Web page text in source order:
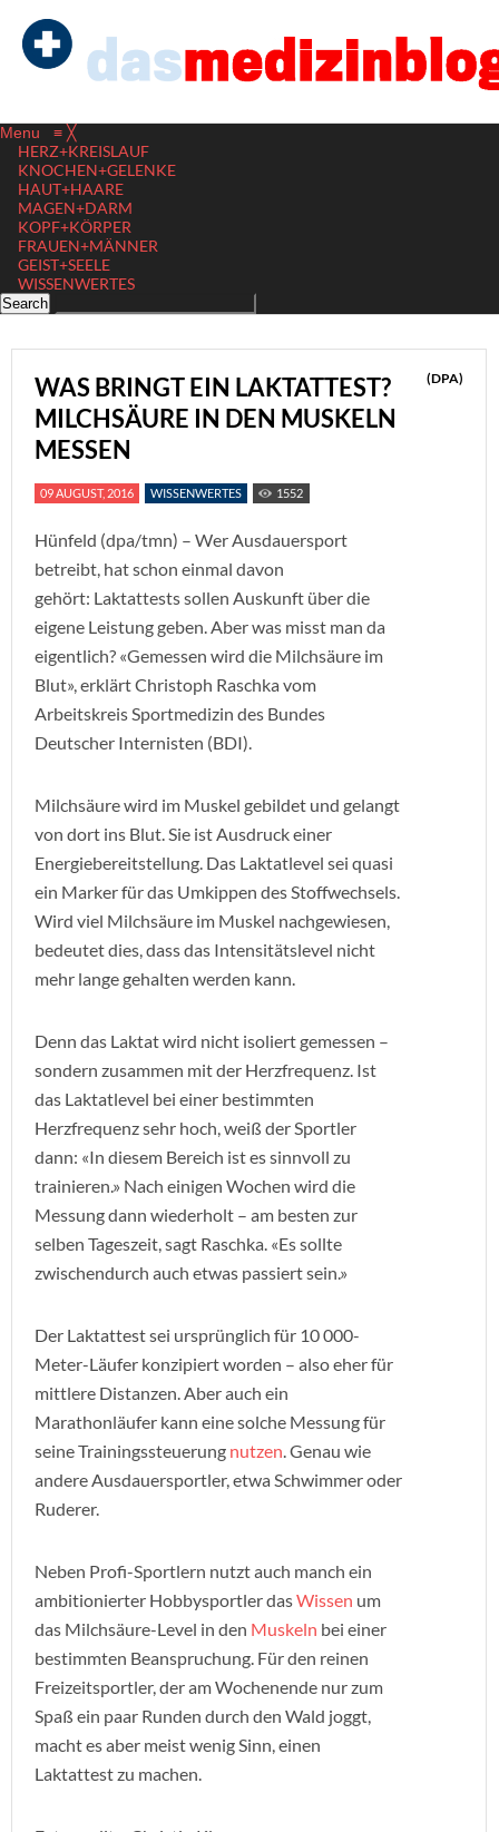
Menu ≡ ╳
HERZ+KREISLAUF
KNOCHEN+GELENKE
HAUT+HAARE
MAGEN+DARM
KOPF+KÖRPER
FRAUEN+MÄNNER
GEIST+SEELE
WISSENWERTES
WAS BRINGT EIN LAKTATTEST?
MILCHSÄURE IN DEN MUSKELN
MESSEN
(DPA)
09 AUGUST, 2016 WISSENWERTES 1552
Hünfeld (dpa/tmn) – Wer Ausdauersport
betreibt, hat schon einmal davon
gehört: Laktattests sollen Auskunft über die
eigene Leistung geben. Aber was misst man da
eigentlich? «Gemessen wird die Milchsäure im
Blut», erklärt Christoph Raschka vom
Arbeitskreis Sportmedizin des Bundes
Deutscher Internisten (BDI).
Milchsäure wird im Muskel gebildet und gelangt
von dort ins Blut. Sie ist Ausdruck einer
Energiebereitstellung. Das Laktatlevel sei quasi
ein Marker für das Umkippen des Stoffwechsels.
Wird viel Milchsäure im Muskel nachgewiesen,
bedeutet dies, dass das Intensitätslevel nicht
mehr lange gehalten werden kann.
Denn das Laktat wird nicht isoliert gemessen –
sondern zusammen mit der Herzfrequenz. Ist
das Laktatlevel bei einer bestimmten
Herzfrequenz sehr hoch, weiß der Sportler
dann: «In diesem Bereich ist es sinnvoll zu
trainieren.» Nach einigen Wochen wird die
Messung dann wiederholt – am besten zur
selben Tageszeit, sagt Raschka. «Es sollte
zwischendurch auch etwas passiert sein.»
Der Laktattest sei ursprünglich für 10 000-
Meter-Läufer konzipiert worden – also eher für
mittlere Distanzen. Aber auch ein
Marathonläufer kann eine solche Messung für
seine Trainingssteuerung nutzen. Genau wie
andere Ausdauersportler, etwa Schwimmer oder
Ruderer.
Neben Profi-Sportlern nutzt auch manch ein
ambitionierter Hobbysportler dasWissen um
das Milchsäure-Level in den Muskeln bei einer
bestimmten Beanspruchung. Für den reinen
Freizeitsportler, der am Wochenende nur zum
Spaß ein paar Runden durch den Wald joggt,
macht es aber meist wenig Sinn, einen
Laktattest zu machen.